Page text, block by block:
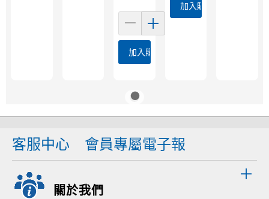
加入購物車
加入購物車
客服中心 會員專屬電子報
關於我們